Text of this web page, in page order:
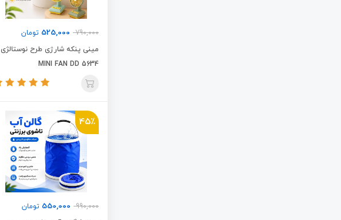
790,000
525,000 تومان
مینی پنکه شارژی طرح نوستالژی
MINI FAN DD 5634
45٪
990,000
550,000 تومان